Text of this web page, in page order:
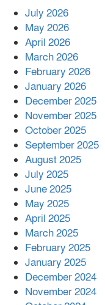
মোকাবিলায় সহায়তার
এক
হবে
July 2026
May 2026
April 2026
March 2026
February 2026
January 2026
December 2025
November 2025
October 2025
September 2025
August 2025
July 2025
June 2025
May 2025
April 2025
March 2025
February 2025
January 2025
December 2024
November 2024